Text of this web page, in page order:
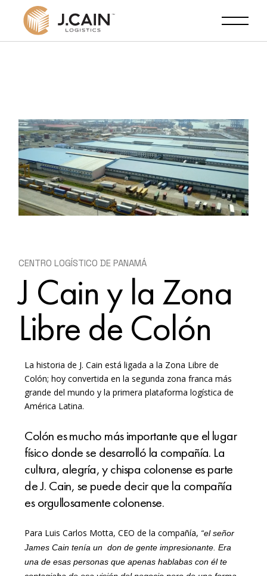
CENTRO LOGÍSTICO DE PANAMÁ
J Cain y la Zona
Libre de Colón
La historia de J. Cain está ligada a la Zona Libre de
Colón; hoy convertida en la segunda zona franca más
grande del mundo y la primera plataforma logística de
América Latina.
Colón es mucho más importante que el lugar
físico donde se desarrolló la compañía. La
cultura, alegría, y chispa colonense es parte
de J. Cain, se puede decir que la compañía
es orgullosamente colonense.
Para Luis Carlos Motta, CEO de la compañía, “el señor
James Cain tenía un don de gente impresionante. Era
una de esas personas que apenas hablabas con él te